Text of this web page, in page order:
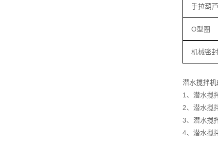
手拉葫芦
O型圈
机械密封
潜水搅拌
1、潜水搅
2、潜水搅
3、潜水搅
4、潜水搅